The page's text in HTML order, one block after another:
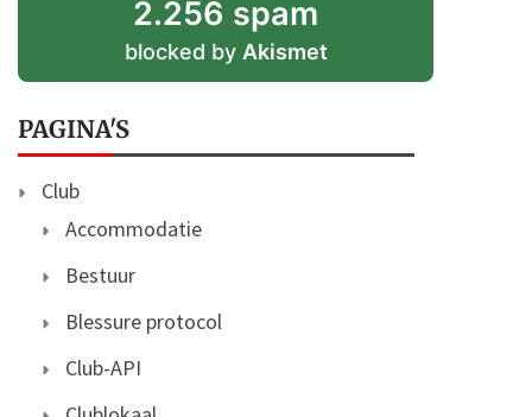
2.256 spam
blocked by Akismet
PAGINA'S
Club
Accommodatie
Bestuur
Blessure protocol
Club-API